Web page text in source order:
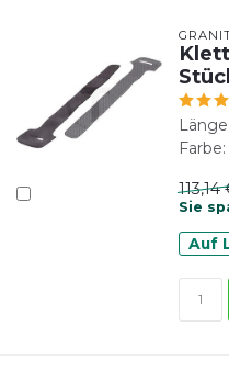
113,14
Sie
Auf